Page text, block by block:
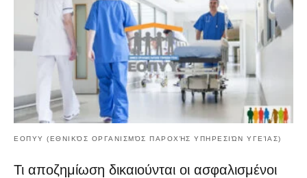
ΕΟΠΥΥ (ΕΘΝΙΚΌΣ ΟΡΓΑΝΙΣΜΌΣ ΠΑΡΟΧΉΣ ΥΠΗΡΕΣΙΏΝ ΥΓΕΊΑΣ)
Τι αποζημίωση δικαιούνται οι ασφαλισμένοι